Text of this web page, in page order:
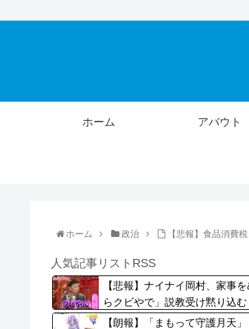
ホーム アバウト
ホーム 政治 【悲報】食品消費
人気記事リストRSS
【悲報】ナイナイ岡村、家事
らクビやで」説教受け黙り込む
【朗報】「まもって守護月天